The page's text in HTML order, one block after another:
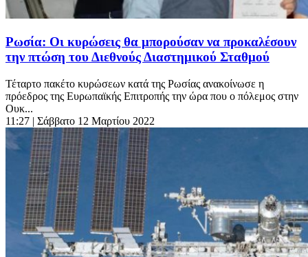
Ρωσία: Οι κυρώσεις θα μπορούσαν να προκαλέσουν
την πτώση του Διεθνούς Διαστημικού Σταθμού
Τέταρτο πακέτο κυρώσεων κατά της Ρωσίας ανακοίνωσε η
πρόεδρος της Ευρωπαϊκής Επιτροπής την ώρα που ο πόλεμος στην
Ουκ...
11:27 | Σάββατο 12 Μαρτίου 2022